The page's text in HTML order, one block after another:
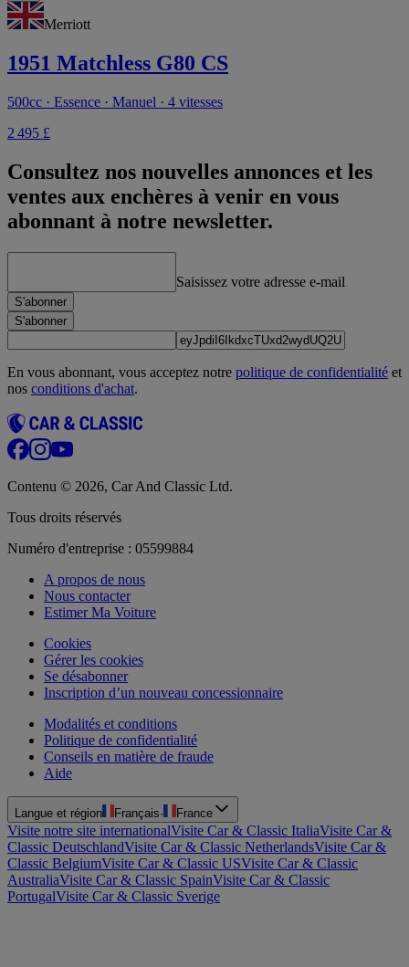
Merriott
1951 Matchless G80 CS
500cc · Essence · Manuel · 4 vitesses
2 495 £
Consultez nos nouvelles annonces et les
ventes aux enchères à venir en vous
abonnant à notre newsletter.
Saisissez votre adresse e-mail
S'abonner
S'abonner
En vous abonnant, vous acceptez notre politique de confidentialité et
nos conditions d'achat.
Contenu © 2026, Car And Classic Ltd.
Tous droits réservés
Numéro d'entreprise : 05599884
A propos de nous
Nous contacter
Estimer Ma Voiture
Cookies
Gérer les cookies
Se désabonner
Inscription d’un nouveau concessionnaire
Modalités et conditions
Politique de confidentialité
Conseils en matière de fraude
Aide
Langue et région Français· France
Visite notre site internationalVisite Car & Classic ItaliaVisite Car &
Classic DeutschlandVisite Car & Classic NetherlandsVisite Car &
Classic BelgiumVisite Car & Classic USVisite Car & Classic
AustraliaVisite Car & Classic SpainVisite Car & Classic
PortugalVisite Car & Classic Sverige